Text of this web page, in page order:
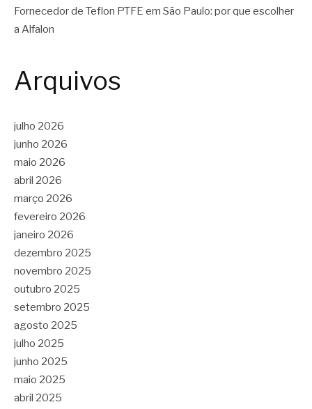
Fornecedor de Teflon PTFE em São Paulo: por que escolher
a Alfalon
Arquivos
julho 2026
junho 2026
maio 2026
abril 2026
março 2026
fevereiro 2026
janeiro 2026
dezembro 2025
novembro 2025
outubro 2025
setembro 2025
agosto 2025
julho 2025
junho 2025
maio 2025
abril 2025